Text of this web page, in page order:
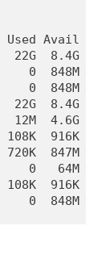
Avail
8.4G
0  848M
0  848M
8.4G
4.6G
916K
847M
0   64M   0%
916K
0  848M